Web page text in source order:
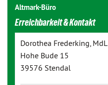
Altmark-Büro
Erreichbarkeit & Kontakt
Dorothea Frederking, MdL
Hohe Bude 15
39576 Stendal